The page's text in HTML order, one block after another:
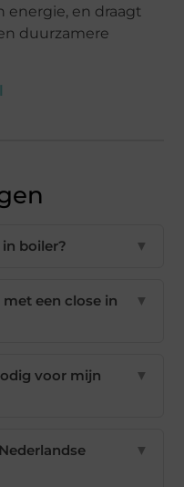
energie, en draagt
duurzamere
boiler? ▼
een close in
▼
voor mijn
▼
▼